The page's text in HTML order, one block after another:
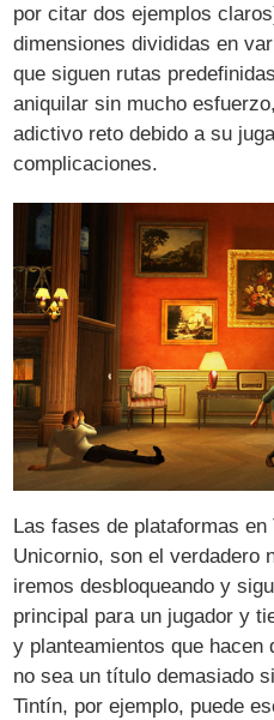
por citar dos ejemplos
dimensiones divididas en
que siguen rutas
aniquilar sin mucho
adictivo reto debido a su
complicaciones.
Las fases de plataformas
Unicornio, son el verdadero
iremos desbloqueando y
principal para un jugador y
y planteamientos que hacen
no sea un título demasiado
Tintín, por ejemplo, puede